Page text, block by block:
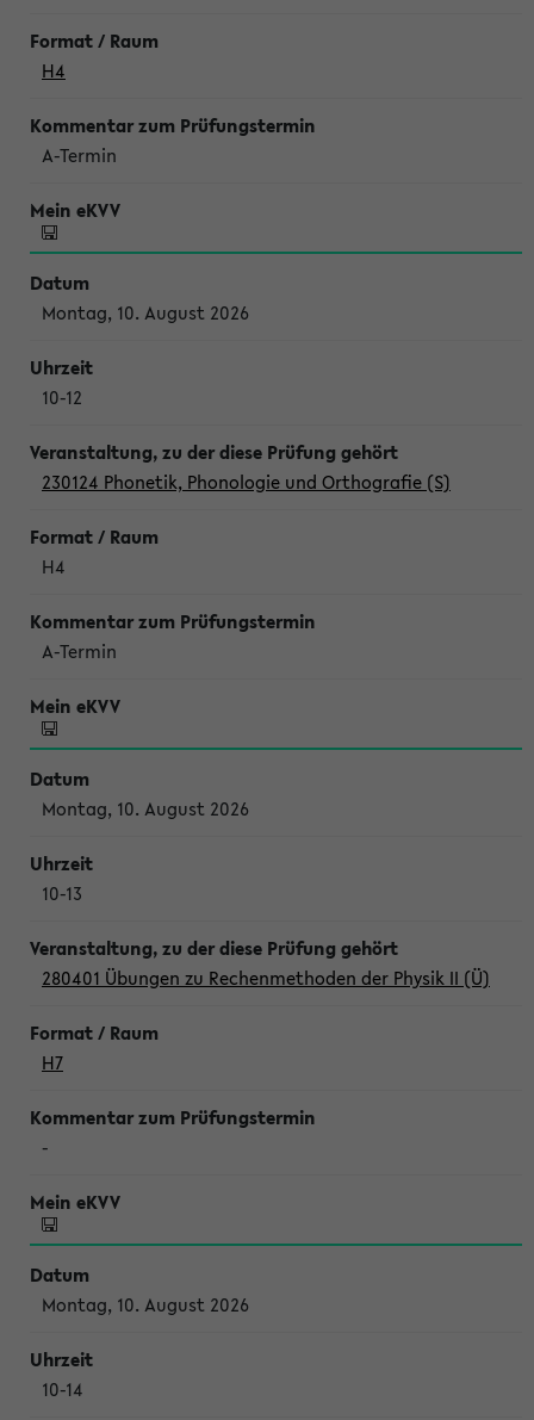
H4
A-Termin
Montag, 10. August 2026
10-12
230124 Phonetik, Phonologie und Orthografie (S)
H4
A-Termin
Montag, 10. August 2026
10-13
280401 Übungen zu Rechenmethoden der Physik II (Ü)
H7
-
Montag, 10. August 2026
10-14